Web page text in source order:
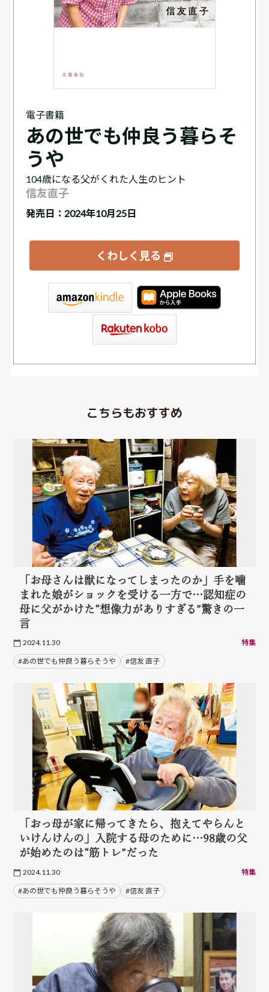
電子書籍
あの世でも仲良う暮らそ
うや
104歳になる父がくれた人生のヒント
信友直子
発売日：2024年10月25日
くわしく見る
こちらもおすすめ
「お母さんは獣になってしまったのか」手を噛
まれた娘がショックを受ける一方で…認知症の
母に父がかけた“想像力がありすぎる”驚きの一
言
2024.11.30 特集
#あの世でも仲良う暮らそうや #信友 直子
「おっ母が家に帰ってきたら、抱えてやらんと
いけんけんの」入院する母のために…98歳の父
が始めたのは“筋トレ”だった
2024.11.30 特集
#あの世でも仲良う暮らそうや #信友 直子